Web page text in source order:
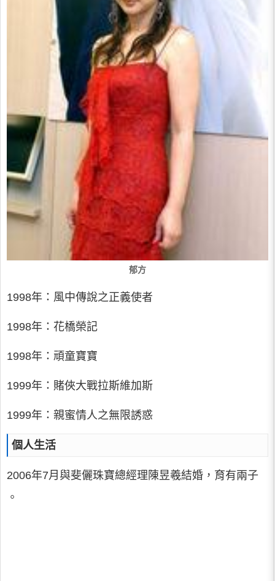
郁方
1998年：風中傳說之正義使者
1998年：花橋榮記
1998年：頑童寶寶
1999年：賭俠大戰拉斯維加斯
1999年：親蜜情人之無限誘惑
個人生活
2006年7月與斐儷珠寶總經理陳昱羲結婚，育有兩子
。